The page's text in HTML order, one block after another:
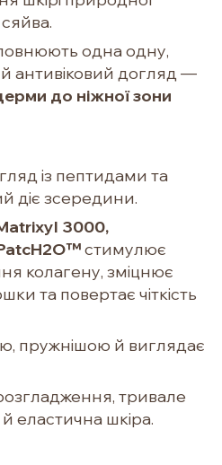
сяйва.
одна одну,
антивіковий догляд —
до ніжної зони
із пептидами та
діє зсередини.
3000,
стимулює
колагену, зміцнює
та повертає чіткість
пружнішою й виглядає
тривале
еластична шкіра.